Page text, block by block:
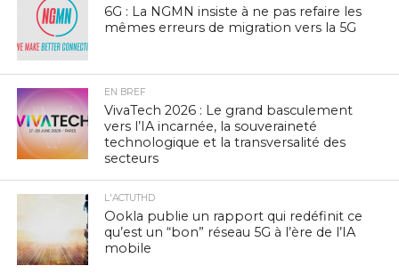
6G : La NGMN insiste à ne pas refaire les
mêmes erreurs de migration vers la 5G
EN BREF
VivaTech 2026 : Le grand basculement
vers l’IA incarnée, la souveraineté
technologique et la transversalité des
secteurs
L'ACTUTHD
Ookla publie un rapport qui redéfinit ce
qu’est un “bon” réseau 5G à l’ère de l’IA
mobile